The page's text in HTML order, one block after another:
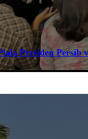
Presiden Persib